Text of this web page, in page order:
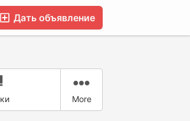
Дать объявление
More